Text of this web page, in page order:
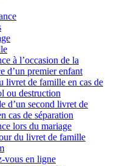
à l’occasion de la
d’un premier enfant
livret de famille en cas de
ou destruction
d’un second livret de
cas de séparation
lors du mariage
du livret de famille
vous en ligne